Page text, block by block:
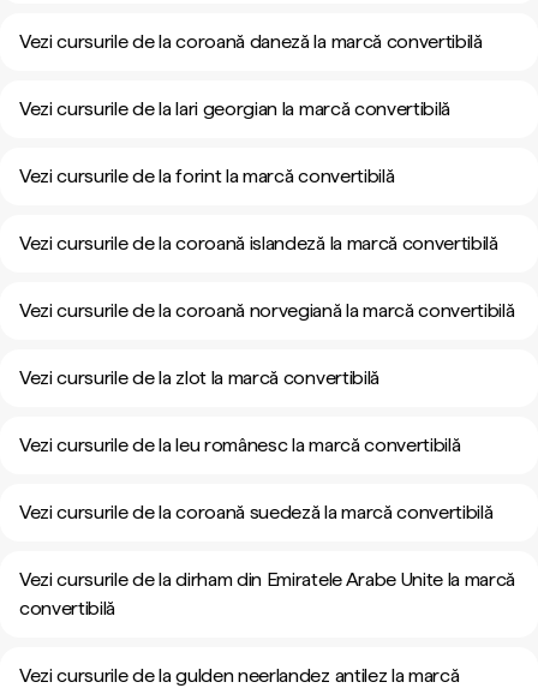
Vezi cursurile de la coroană daneză la marcă convertibilă
Vezi cursurile de la lari georgian la marcă convertibilă
Vezi cursurile de la forint la marcă convertibilă
Vezi cursurile de la coroană islandeză la marcă convertibilă
Vezi cursurile de la coroană norvegiană la marcă convertibilă
Vezi cursurile de la zlot la marcă convertibilă
Vezi cursurile de la leu românesc la marcă convertibilă
Vezi cursurile de la coroană suedeză la marcă convertibilă
Vezi cursurile de la dirham din Emiratele Arabe Unite la marcă
convertibilă
Vezi cursurile de la gulden neerlandez antilez la marcă